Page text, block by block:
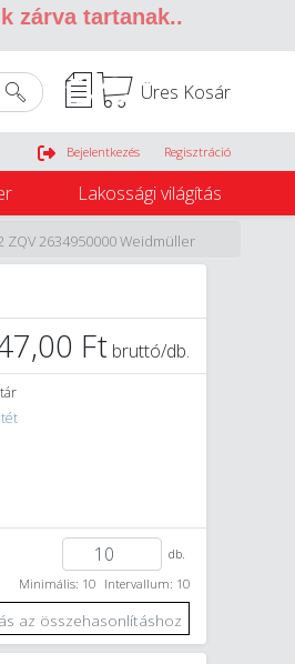
zárva tartanak..
Üres Kosár
Belépés
Bejelentkezés Regisztráció
Lakossági világítás
2634950000 Weidmüller
Ft bruttó/db.
db.
Minimális: 10 Intervallum: 10
az összehasonlításhoz